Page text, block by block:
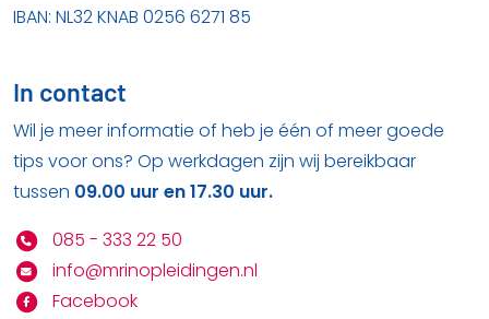
IBAN: NL32 KNAB 0256 6271 85
In contact
Wil je meer informatie of heb je één of meer goede
tips voor ons? Op werkdagen zijn wij bereikbaar
tussen 09.00 uur en 17.30 uur.
085 - 333 22 50
info@mrinopleidingen.nl
Facebook